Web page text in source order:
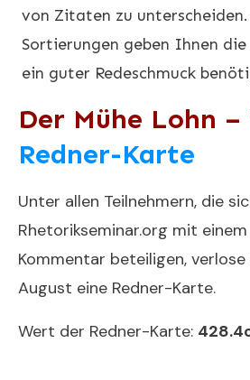
von Zitaten zu
Sortierungen geben Ihnen
ein guter Redeschmuck
Der Mühe Lohn
Redner-Karte
Unter allen Teilnehmern, die
Rhetorikseminar.org mit
Kommentar beteiligen,
August eine Redner-Karte.
Wert der Redner-Karte: